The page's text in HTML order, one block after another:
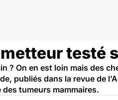
testé
? On en est loin mais des
publiés dans la revue de
tumeurs mammaires.